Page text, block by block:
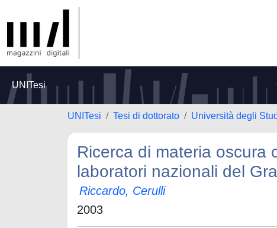
UNITesi
UNITesi Tesi di dottorato Università degli
Ricerca di materia oscura
laboratori nazionali del
Riccardo, Cerulli
2003